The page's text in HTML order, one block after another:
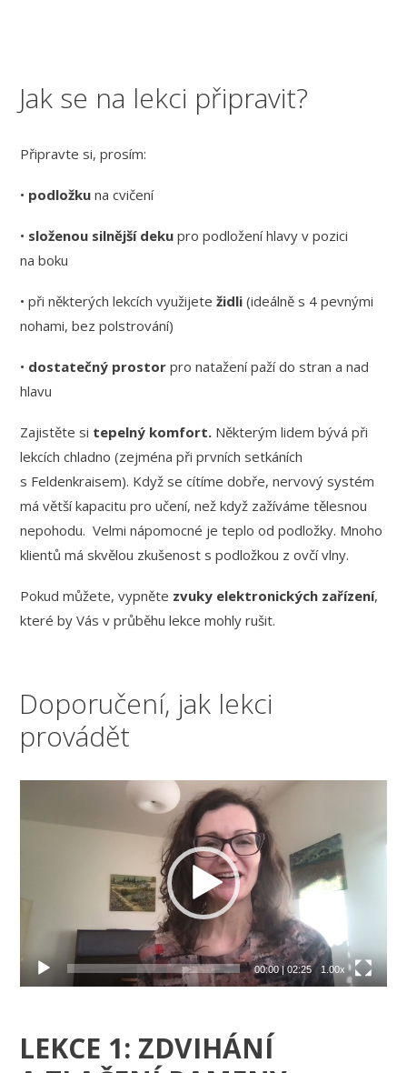
Jak se na lekci připravit?
Připravte si, prosím:
• podložku na cvičení
• složenou silnější deku pro podložení hlavy v pozici
na boku
• při některých lekcích využijetežidli (ideálně s 4 pevnými
nohami, bez polstrování)
• dostatečný prostor pro natažení paží do stran a nad
hlavu
Zajistěte si tepelný komfort. Některým lidem bývá při
lekcích chladno (zejména při prvních setkáních
s Feldenkraisem). Když se cítíme dobře, nervový systém
má větší kapacitu pro učení, než když zažíváme tělesnou
nepohodu. Velmi nápomocné je teplo od podložky. Mnoho
klientů má skvělou zkušenost s podložkou z ovčí vlny.
Pokud můžete, vypněte zvuky elektronických zařízení,
které by Vás v průběhu lekce mohly rušit.
Doporučení, jak lekci
provádět
00:00|02:25 1.00x
LEKCE 1: ZDVIHÁNÍ